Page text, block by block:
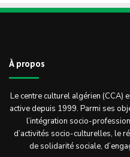
À propos
Le centre culturel algérien (CCA)
active depuis 1999. Parmi ses
l’intégration socio-
d’activités socio-culturelles, le
de solidarité sociale,